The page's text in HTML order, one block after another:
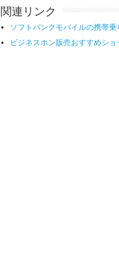
関連リンク
ソフトバンクモバイルの携帯乗
ビジネスホン販売おすすめショ